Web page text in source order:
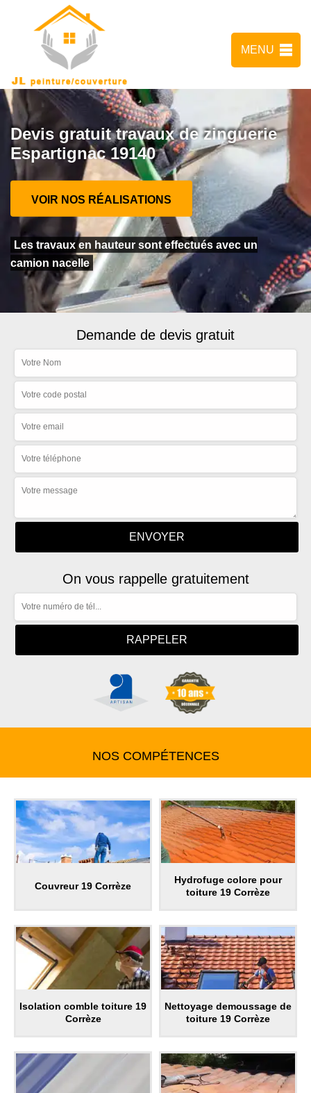
MENU
Devis gratuit travaux de zinguerie
Espartignac 19140
VOIR NOS RÉALISATIONS
Les travaux en hauteur sont effectués avec un
camion nacelle
Demande de devis gratuit
On vous rappelle gratuitement
NOS COMPÉTENCES
Couvreur 19 Corrèze
Hydrofuge colore pour
toiture 19 Corrèze
Isolation comble toiture 19
Corrèze
Nettoyage demoussage de
toiture 19 Corrèze